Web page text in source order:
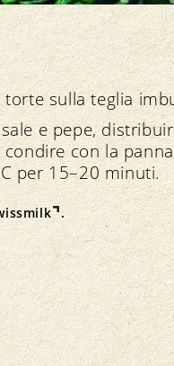
sulla teglia
e pepe,
con la
per 15–20 minuti.
.